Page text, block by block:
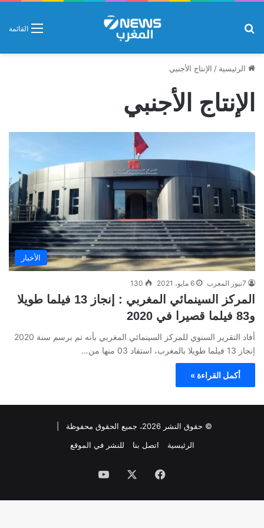
القائمة
الرئيسية / الإنتاج الأجنبي
الإنتاج الأجنبي
الأخبار
7نيوز المغرب 6 مايو، 2021 130
المركز السينمائي المغربي : إنجاز 13 فيلما طويلا
و83 فيلما قصيرا في 2020
أفاد التقرير السنوي للمركز السينمائي المغربي بأنه تم برسم سنة 2020
إنجاز 13 فيلما طويلا بالمغرب، استفاد 03 منها من…
أكمل القراءة »
© حقوق النشر 2026، جميع الحقوق محفوظة |
الرئيسية
اتصل بنا للنشر في الموقع
فيسبوك